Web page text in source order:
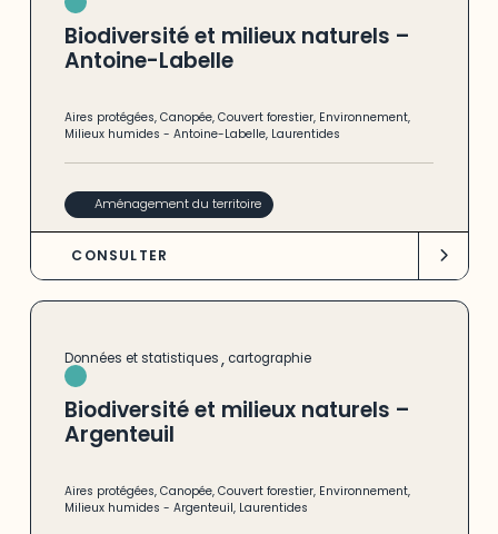
Biodiversité et milieux naturels –
Antoine-Labelle
Aires protégées,Canopée,Couvert forestier, Environnement,
Milieux humides -Antoine-Labelle, Laurentides
Aménagement du territoire
CONSULTER
Données et statistiques, cartographie
Biodiversité et milieux naturels –
Argenteuil
Aires protégées,Canopée,Couvert forestier, Environnement,
Milieux humides -Argenteuil, Laurentides